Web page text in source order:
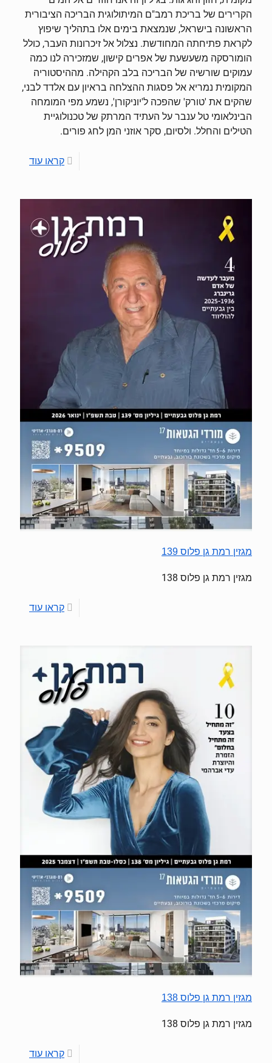
הקרירים של בריכת רמב"ם המיתולוגית הבריכה הציבורית
הראשונה בישראל, שנמצאת בימים אלו בתהליך שיפוץ
לקראת פתיחתה המחודשת. נצלול אל זיכרונות העבר, כולל
הומורסקה משעשעת של אפרים קישון, שמזכירה לנו כמה
עמוקים שורשיה של הבריכה בלב הקהילה. מההיסטוריה
המקומית נמריא אל פסגות ההצלחה בראיון עם אלדד לבני,
שהקים את 'טורק' שהפכה ל'יוניקורן', נשמע מפי המומחה
הבינלאומי טל ענבר על העתיד המרתק של טכנולוגיית
הטילים והחלל. ולסיום, סקר אוזני המן לחג פורים.
קראו עוד
מגזין רמת גן פלוס 139
מגזין רמת גן פלוס 138
קראו עוד
מגזין רמת גן פלוס 138
מגזין רמת גן פלוס 138
קראו עוד